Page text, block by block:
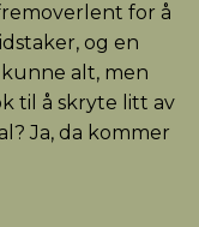
for å
og en
alt, men
til å skryte litt av
Ja, da kommer